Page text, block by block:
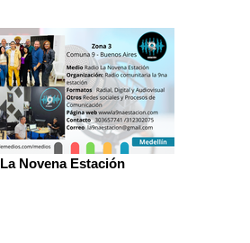
La Novena Estación